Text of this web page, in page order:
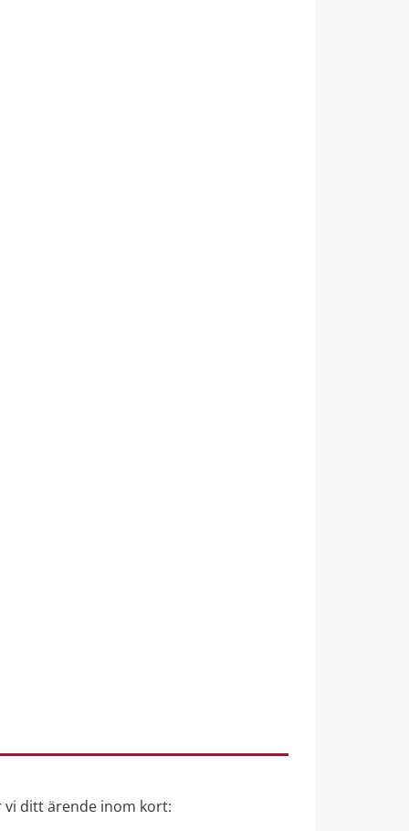
vi ditt ärende inom kort: